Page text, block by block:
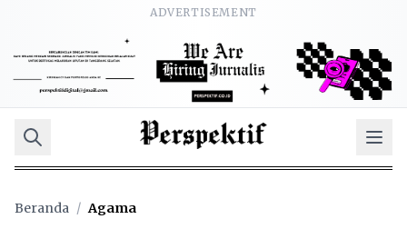
ADVERTISEMENT
Beranda / Agama